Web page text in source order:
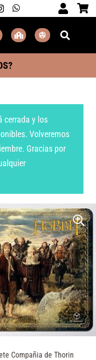
cerrada y los
Volveremos
Gracias por
Compañia de Thorin